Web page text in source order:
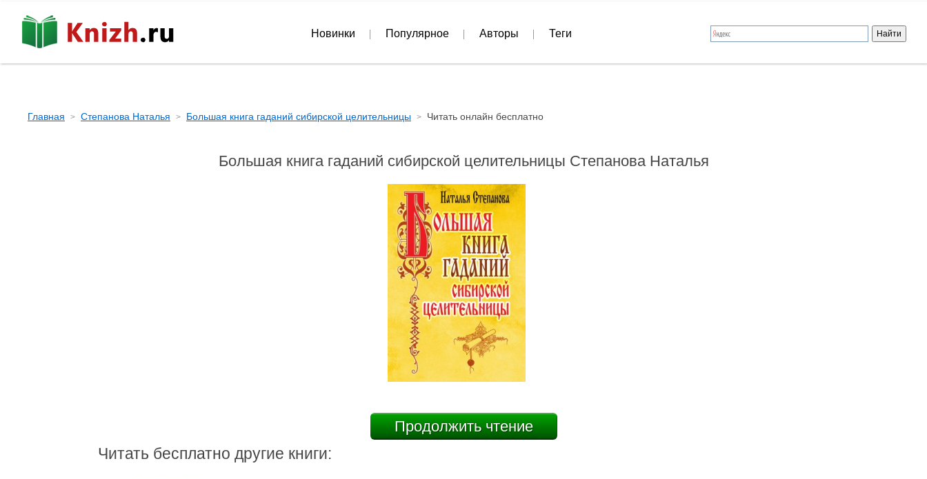
Главная Степанова Наталья Большая книга гаданий сибирской целительницы Читать онлайн бесплатно
Большая книга гаданий сибирской целительницы Степанова Наталья
Продолжить чтение
Читать бесплатно другие книги:
Новинки Популярное Авторы Теги